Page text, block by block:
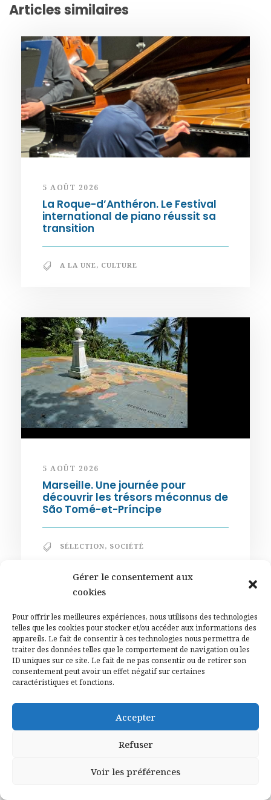
Gérer le consentement aux
cookies
Pour offrir les meilleures expériences, nous utilisons des technologies
telles que les cookies pour stocker et/ou accéder aux informations des
appareils. Le fait de consentir à ces technologies nous permettra de
traiter des données telles que le comportement de navigation ou les
ID uniques sur ce site. Le fait de ne pas consentir ou de retirer son
consentement peut avoir un effet négatif sur certaines
caractéristiques et fonctions.
Accepter
Refuser
Voir les préférences
Articles similaires
5 AOÛT 2026
La Roque-d’Anthéron. Le Festival
international de piano réussit sa
transition
A LA UNE, CULTURE
5 AOÛT 2026
Marseille. Une journée pour
découvrir les trésors méconnus de
São Tomé-et-Príncipe
SÉLECTION, SOCIÉTÉ
Festival de La Roque d’Anthéron.
Deux soirées russes d’exception